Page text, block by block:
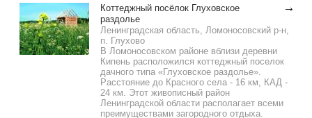
Коттеджный посёлок Глуховское
раздолье
Ленинградская область, Ломоносовский р-н,
п. Глухово
В Ломоносовском районе вблизи деревни
Кипень расположился коттеджный поселок
дачного типа «Глуховское раздолье».
Расстояние до Красного села - 16 км, КАД -
24 км. Этот живописный район
Ленинградской области располагает всеми
преимуществами загородного отдыха.